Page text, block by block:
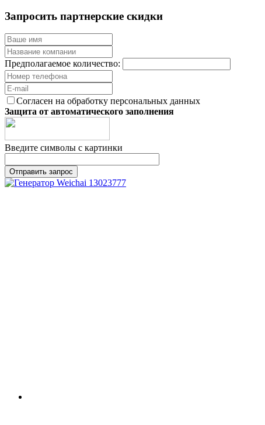
Запросить партнерские скидки
Предполагаемое количество:
Согласен на обработку персональных данных
Защита от автоматического заполнения
Введите символы с картинки